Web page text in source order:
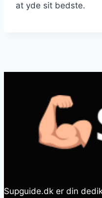
at yde sit bedste.
Supguide.dk er din